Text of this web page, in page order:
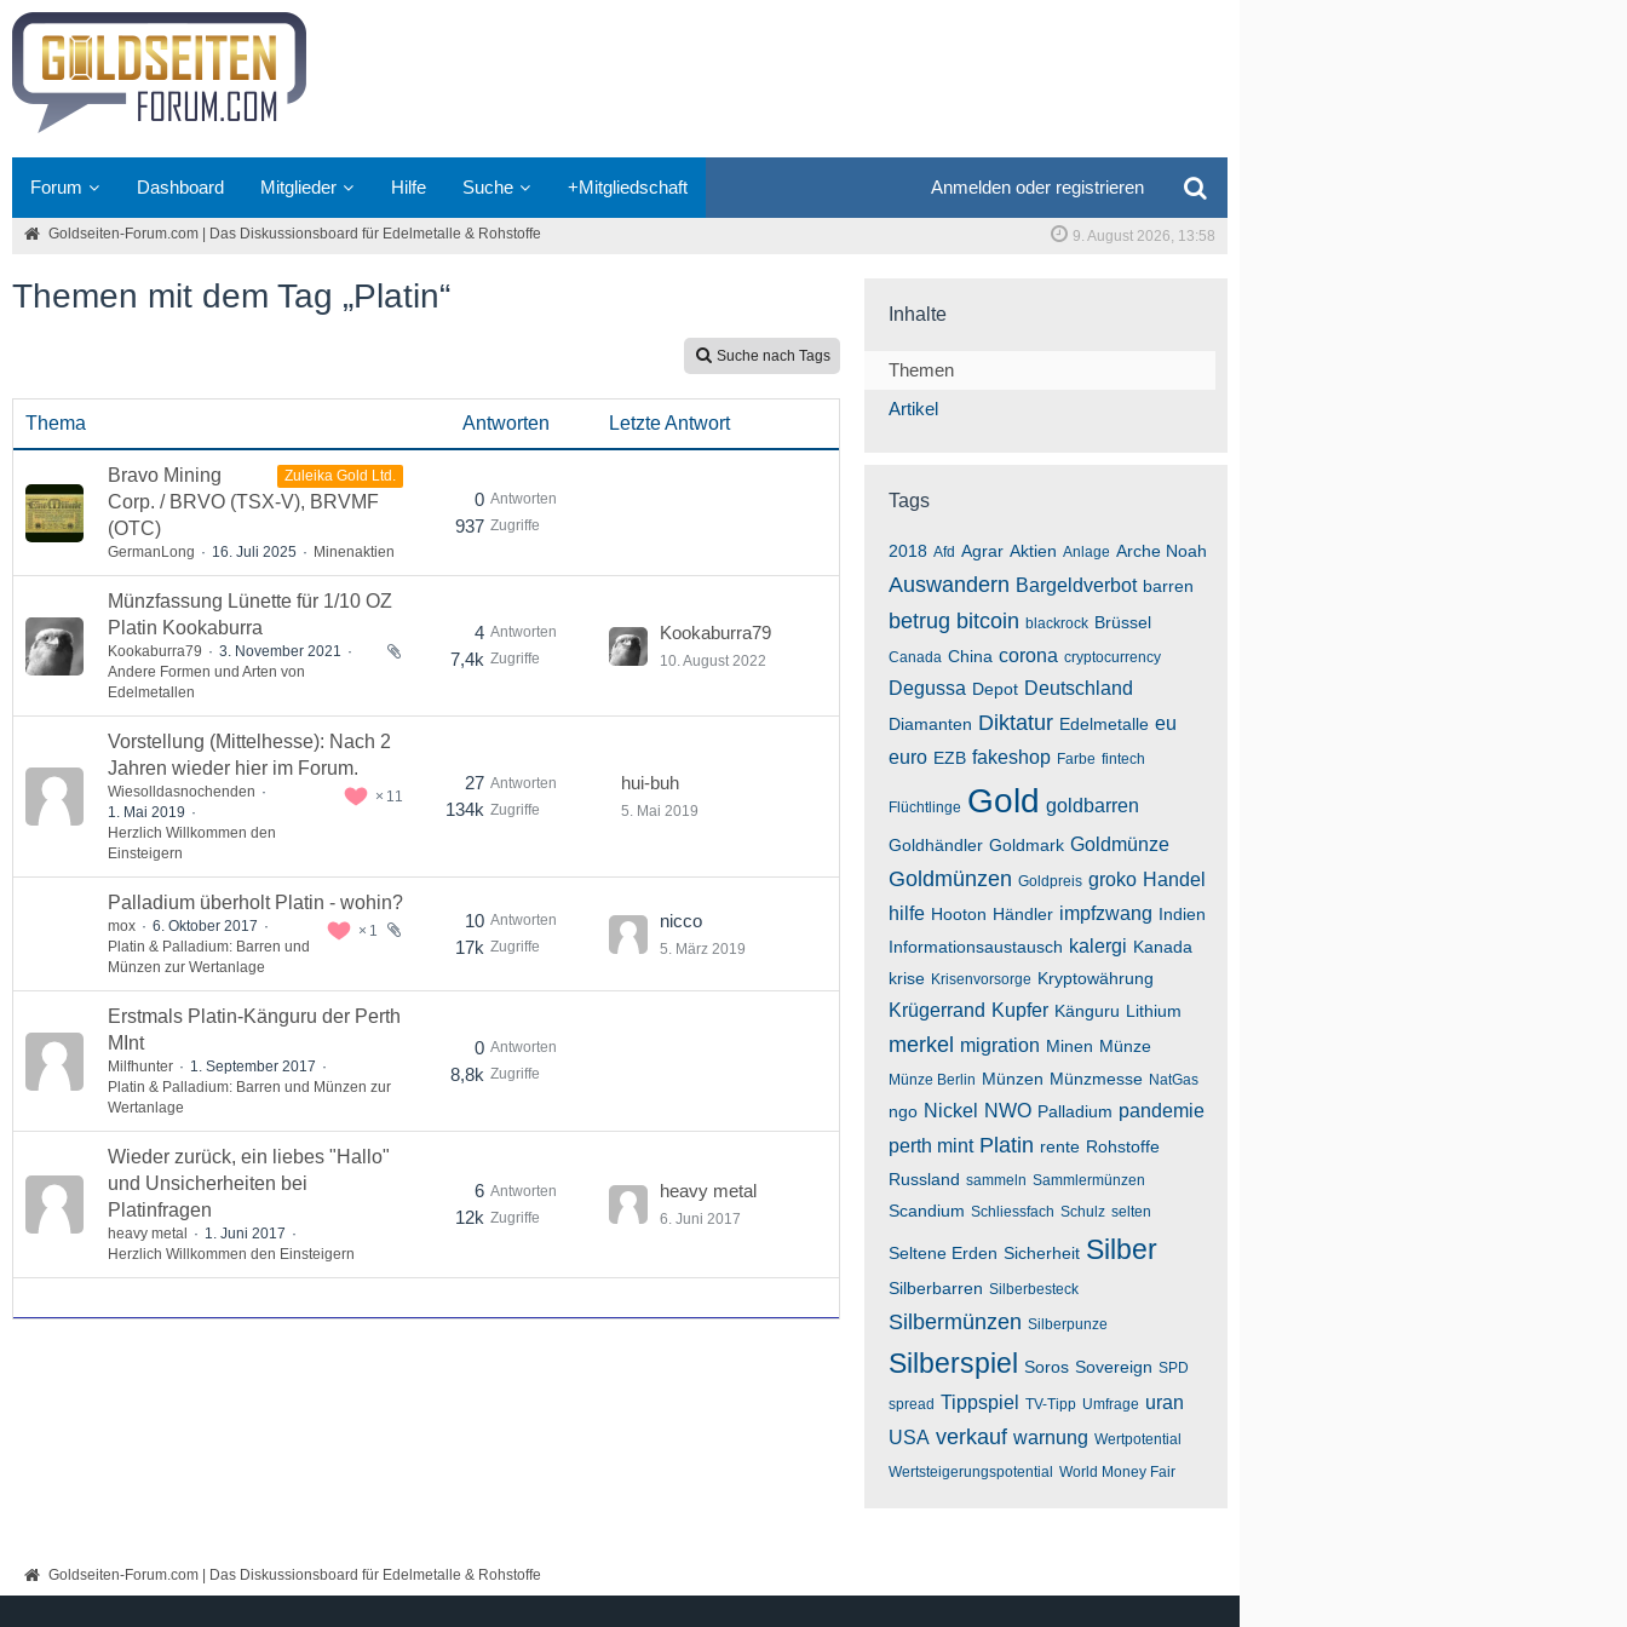
Forum Dashboard Mitglieder Hilfe Suche +Mitgliedschaft Anmelden oder registrieren
Goldseiten-Forum.com | Das Diskussionsboard für Edelmetalle & Rohstoffe
Goldseiten-Forum.com | Das Diskussionsboard für Edelmetalle & Rohstoffe 9. August 2026, 13:58
Themen mit dem Tag „Platin“
Suche nach Tags
Thema Antworten Letzte Antwort
Zuleika Gold Ltd.
Bravo Mining
Corp. / BRVO (TSX-V), BRVMF
(OTC)
GermanLong 16. Juli 2025 Minenaktien
Antworten
0
Zugriffe
937
Münzfassung Lünette für 1/10 OZ
Platin Kookaburra
Kookaburra79
3. November 2021
Andere Formen und Arten von
Edelmetallen
Antworten
4
Zugriffe
7,4k
Kookaburra79
10. August 2022
Vorstellung (Mittelhesse): Nach 2
Jahren wieder hier im Forum.
11
Wiesolldasnochenden
1. Mai 2019
Herzlich Willkommen den
Einsteigern
Antworten
27
Zugriffe
134k
hui-buh
5. Mai 2019
Palladium überholt Platin - wohin?
1
mox
6. Oktober 2017
Platin & Palladium: Barren und
Münzen zur Wertanlage
Antworten
10
Zugriffe
17k
nicco
5. März 2019
Erstmals Platin-Känguru der Perth
MInt
Milfhunter
1. September 2017
Platin & Palladium: Barren und Münzen zur
Wertanlage
Antworten
0
Zugriffe
8,8k
Wieder zurück, ein liebes "Hallo"
und Unsicherheiten bei
Platinfragen
heavy metal
1. Juni 2017
Herzlich Willkommen den Einsteigern
Antworten
6
Zugriffe
12k
heavy metal
6. Juni 2017
Inhalte
Themen
Artikel
Tags
2018 Afd Agrar Aktien Anlage Arche Noah
Auswandern Bargeldverbot barren
betrug bitcoin blackrock Brüssel
Canada China corona cryptocurrency
Degussa Depot Deutschland
Diamanten Diktatur Edelmetalle eu
euro EZB fakeshop Farbe fintech
Flüchtlinge Gold goldbarren
Goldhändler Goldmark Goldmünze
Goldmünzen Goldpreis groko Handel
hilfe Hooton Händler impfzwang Indien
Informationsaustausch kalergi Kanada
krise Krisenvorsorge Kryptowährung
Krügerrand Kupfer Känguru Lithium
merkel migration Minen Münze
Münze Berlin Münzen Münzmesse NatGas
ngo Nickel NWO Palladium pandemie
perth mint Platin rente Rohstoffe
Russland sammeln Sammlermünzen
Scandium Schliessfach Schulz selten
Seltene Erden Sicherheit Silber
Silberbarren Silberbesteck
Silbermünzen Silberpunze
Silberspiel Soros Sovereign SPD
spread Tippspiel TV-Tipp Umfrage uran
USA verkauf warnung Wertpotential
Wertsteigerungspotential World Money Fair